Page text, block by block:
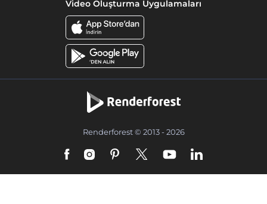
Video Oluşturma Uygulamaları
Renderforest © 2013 - 2026